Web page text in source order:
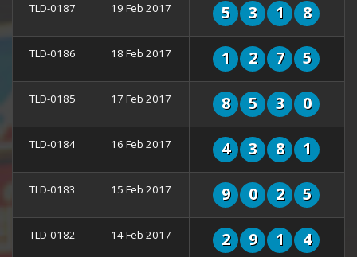
TLD-0187 19 Feb 2017 5 3 1 8
TLD-0186 18 Feb 2017 1 2 7 5
TLD-0185 17 Feb 2017 8 5 3 0
TLD-0184 16 Feb 2017 4 3 8 1
TLD-0183 15 Feb 2017 9 0 2 5
TLD-0182 14 Feb 2017 2 9 1 4